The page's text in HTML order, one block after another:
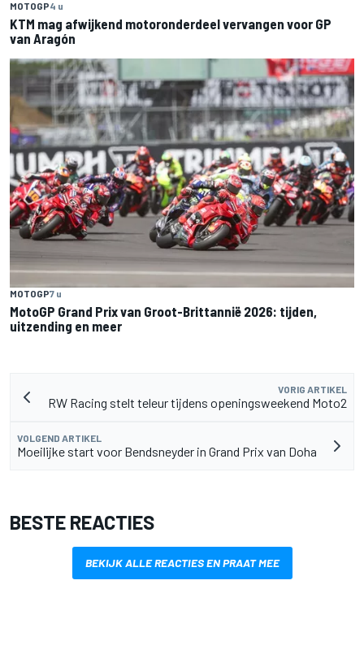
MOTOGP4 u
KTM mag afwijkend motoronderdeel vervangen voor GP
van Aragón
MOTOGP7 u
MotoGP Grand Prix van Groot-Brittannië 2026: tijden,
uitzending en meer
VORIG ARTIKEL
RW Racing stelt teleur tijdens openingsweekend Moto2
VOLGEND ARTIKEL
Moeilijke start voor Bendsneyder in Grand Prix van Doha
BESTE REACTIES
BEKIJK ALLE REACTIES EN PRAAT MEE